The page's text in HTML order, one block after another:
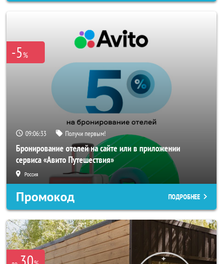
-5%
09:06:32 Получи первым!
Бронирование отелей на сайте или в приложении
сервиса «Авито Путешествия»
Россия
Промокод ПОДРОБНЕЕ